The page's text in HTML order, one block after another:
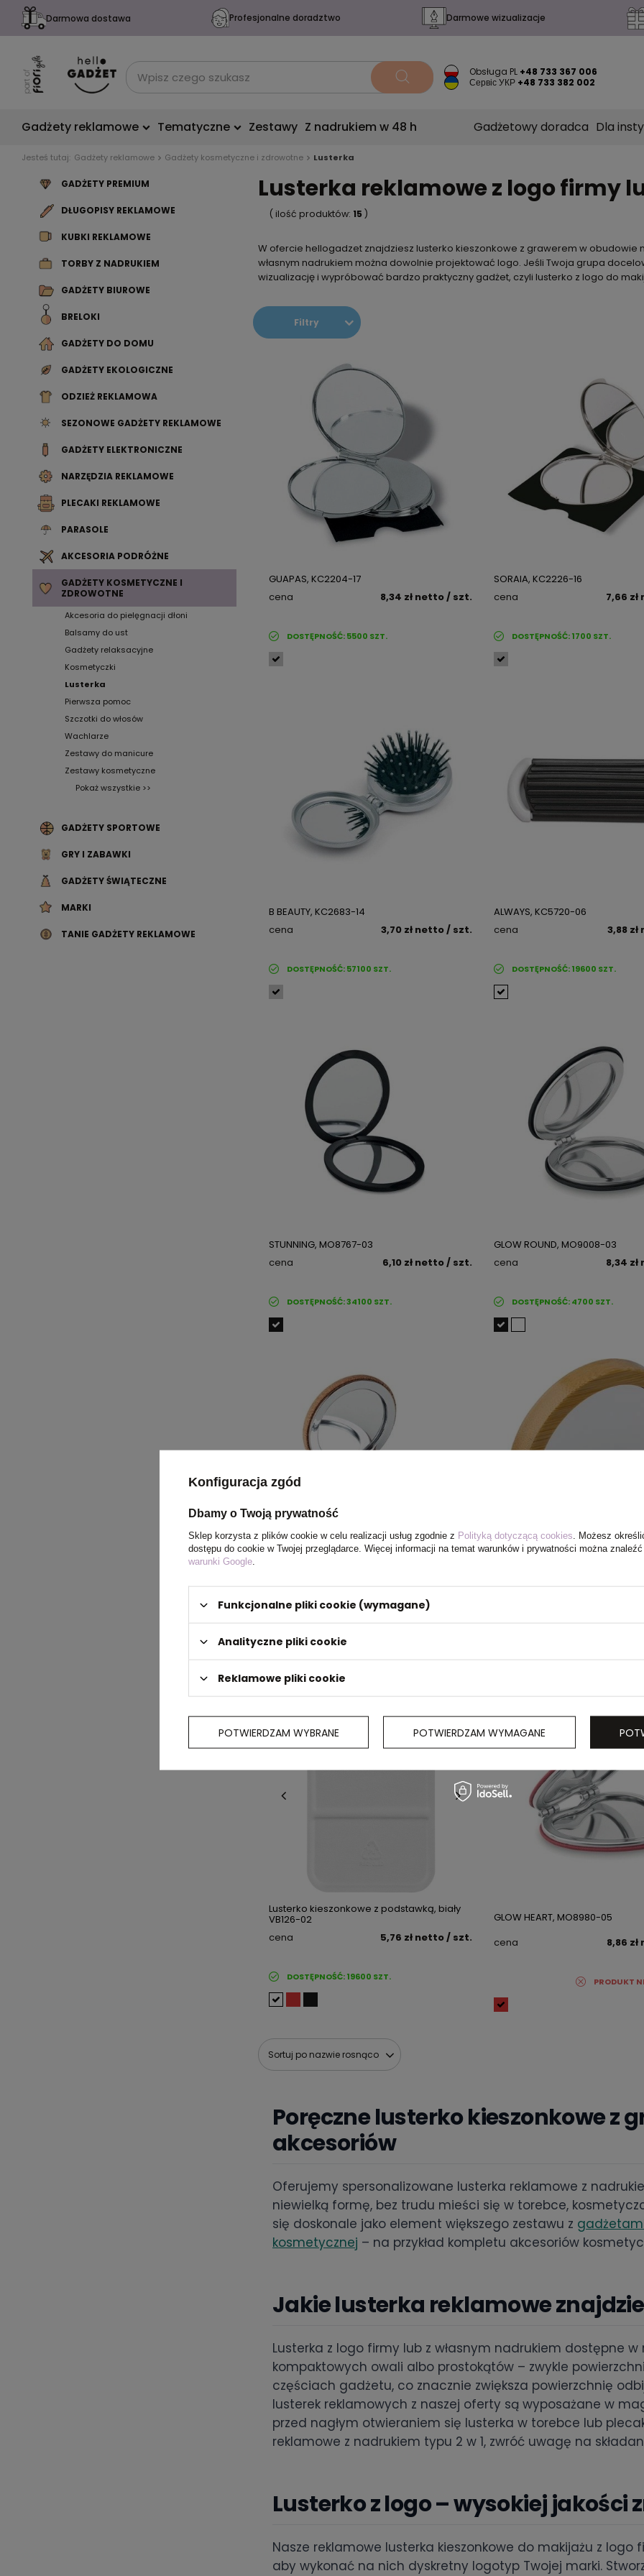
Darmowa dostawa Profesjonalne doradztwo Darmowe wizualizacje
Obsługa PL +48 733 367 006
Сервіс УКР +48 733 382 002
Gadżety reklamowe Tematyczne Zestawy Z nadrukiem w 48 h Gadżetowy doradca Dla
Jesteś tutaj: Gadżety reklamowe Gadżety kosmetyczne i zdrowotne Lusterka
GADŻETY PREMIUM
DŁUGOPISY REKLAMOWE
KUBKI REKLAMOWE
TORBY Z NADRUKIEM
GADŻETY BIUROWE
BRELOKI
GADŻETY DO DOMU
GADŻETY EKOLOGICZNE
ODZIEŻ REKLAMOWA
SEZONOWE GADŻETY REKLAMOWE
GADŻETY ELEKTRONICZNE
NARZĘDZIA REKLAMOWE
PLECAKI REKLAMOWE
PARASOLE
AKCESORIA PODRÓŻNE
GADŻETY KOSMETYCZNE I
ZDROWOTNE
Akcesoria do pielęgnacji dłoni
Balsamy do ust
Gadżety relaksacyjne
Kosmetyczki
Lusterka
Pierwsza pomoc
Szczotki do włosów
Wachlarze
Zestawy do manicure
Zestawy kosmetyczne
Pokaż wszystkie >>
GADŻETY SPORTOWE
GRY I ZABAWKI
GADŻETY ŚWIĄTECZNE
MARKI
TANIE GADŻETY REKLAMOWE
Lusterka reklamowe z logo firmy
( ilość produktów: 15 )
W ofercie hellogadzet znajdziesz lusterko kieszonkowe z grawerem w obudowie
własnym nadrukiem można dowolnie projektować logo. Jeśli Twoja grupa
wizualizację i wypróbować bardzo praktyczny gadżet, czyli lusterko z logo do
Filtry
GUAPAS, KC2204-17
cena
8,34 zł netto/ szt.
DOSTĘPNOŚĆ:5500 SZT.
SORAIA, KC2226-16
cena
7,66 zł
DOSTĘPNOŚĆ:1700 SZT.
B BEAUTY, KC2683-14
cena
3,70 zł netto/ szt.
DOSTĘPNOŚĆ:57100 SZT.
ALWAYS, KC5720-06
cena
3,88 zł
DOSTĘPNOŚĆ:19600 SZT.
STUNNING, MO8767-03
cena
6,10 zł netto/ szt.
DOSTĘPNOŚĆ:34100 SZT.
GLOW ROUND, MO9008-03
cena
8,34 zł
DOSTĘPNOŚĆ:4700 SZT.
cena
9,98 złnetto
DOSTĘPNOŚĆ:
Lusterko kieszonkowe z podstawką, biały
VB126-02
cena
5,76 zł netto/ szt.
DOSTĘPNOŚĆ:19600 SZT.
GLOW HEART, MO8980-05
cena
8,86 zł
PRODUKT
Sortuj po nazwie rosnąco
Poręczne lusterko kieszonkowe z
akcesoriów
Oferujemy spersonalizowane lusterka reklamowe z
niewielką formę, bez trudu mieści się w torebce,
się doskonale jako element większego zestawu z
kosmetycznej – na przykład kompletu akcesoriów
Jakie lusterka reklamowe
Lusterka z logo firmy lub z własnym nadrukiem dostępne
kompaktowych owali albo prostokątów – zwykle
częściach gadżetu, co znacznie zwiększa powierzchnię
lusterek reklamowych z naszej oferty są wyposażane w
przed nagłym otwieraniem się lusterka w torebce lub
reklamowe z nadrukiem typu 2 w 1, zwróć uwagę na
Lusterko z logo – wysokiej jakości
Nasze reklamowe lusterka kieszonkowe do makijażu z
aby wykonać na nich dyskretny logotyp Twojej marki.
Konfiguracja zgód
Dbamy o Twoją prywatność
Sklep korzysta z plików cookie w celu realizacji usług zgodnie z Polityką dotyczącą cookies . Możesz
dostępu do cookie w Twojej przeglądarce. Więcej informacji na temat warunków i prywatności można
warunki Google
Funkcjonalne pliki cookie (wymagane)
Analityczne pliki cookie
Reklamowe pliki cookie
POTWIERDZAM WYBRANE POTWIERDZAM WYMAGANE